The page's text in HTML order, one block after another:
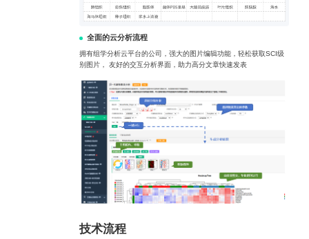
全面的云分析流程
拥有组学分析云平台的公司，强大的图片编辑功能，轻松获取SCI级
别图片， 友好的交互分析界面，助力高分文章快速发表
技术流程